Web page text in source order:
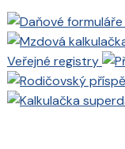
Veřejné registry